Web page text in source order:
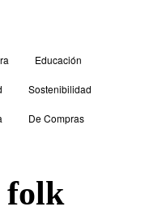
Educación
Sostenibilidad
De Compras
folk